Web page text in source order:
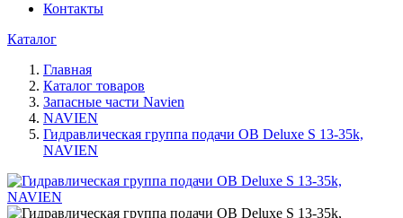
Контакты
Каталог
Главная
Каталог товаров
Запасные части Navien
NAVIEN
Гидравлическая группа подачи ОВ Deluxe S 13-35k,
NAVIEN